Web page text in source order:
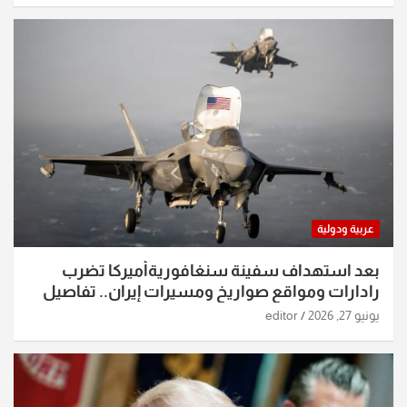
عربية ودولية
بعد استهداف سفينة سنغافوريةأميركا تضرب
رادارات ومواقع صواريخ ومسيرات إيران.. تفاصيل
الساعات الماضية
يونيو 27, 2026 editor